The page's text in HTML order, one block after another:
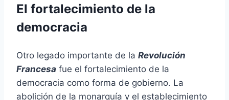
El fortalecimiento de la
democracia
Otro legado importante de la Revolución
Francesa fue el fortalecimiento de la
democracia como forma de gobierno. La
abolición de la monarquía y el establecimiento